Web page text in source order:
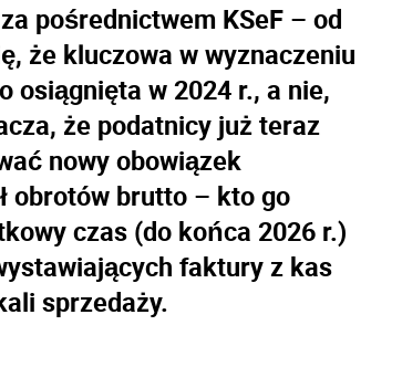
pośrednictwem KSeF – od
że kluczowa w wyznaczeniu
w 2024 r., a nie,
że podatnicy już teraz
nowy obowiązek
obrotów brutto – kto go
czas (do końca 2026 r.)
faktury z kas
sprzedaży.